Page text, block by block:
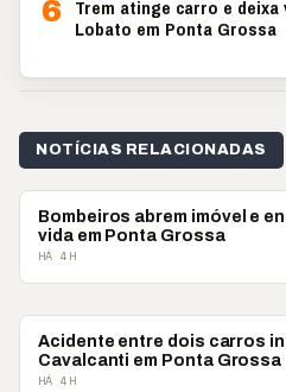
6 Trem atinge carro e
Lobato em Ponta Grossa
NOTÍCIAS RELACIONADAS
POLICIAL
Bombeiros abrem imóvel e
vida em Ponta Grossa
HÁ 4H
POLICIAL
Acidente entre dois carros
Cavalcanti em Ponta Grossa
HÁ 4H